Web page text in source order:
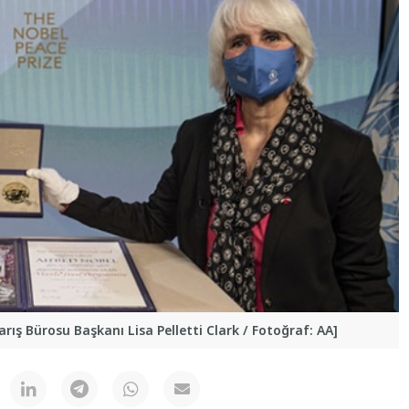
Bürosu Başkanı Lisa Pelletti Clark / Fotoğraf: AA]